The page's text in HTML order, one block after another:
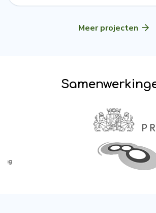
Meer projecten